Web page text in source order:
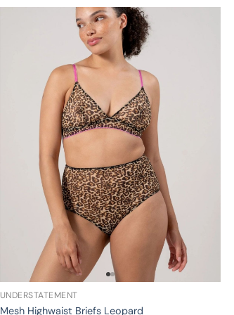
UNDERSTATEMENT
Mesh Highwaist Briefs Leopard